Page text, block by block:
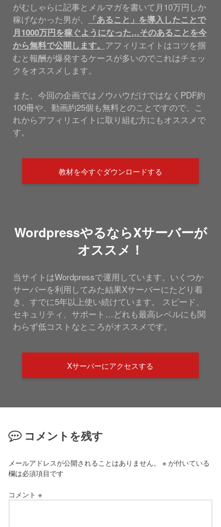
がむしゃらに記事とメルマガを書いて月10万円しか
稼げなかった男が、
「あること」を導入したことで
月1000万円を稼ぐようになった…そのあることを今
から無料で公開します。 アフィリエイトはコツを掴
むと報酬が爆発するケースが多いのでこれはチェッ
クをオススメします。
また、今回の企画ではノウハウだけではなくPDF約
100冊や、動画約25個も無料とのことですので、こ
れからアフィリエイトに取り組む方にもオススメで
す。
教材を今すぐダウンロードする
WordpressやるならXサーバーが
オススメ！
当サイトはWordpressで運用しています。いくつか
サーバーを利用してみた結果Xサーバーにたどり着
き、すでに5年以上使い続けています。 スピード、
セキュリティ、サポート…どれも最高レベルにも関
わらず低コストなところがオススメです。
Xサーバーにアクセスする
コメントを残す
メールアドレスが公開されることはありません。 ※が付いている
欄は必須項目です
コメント ※